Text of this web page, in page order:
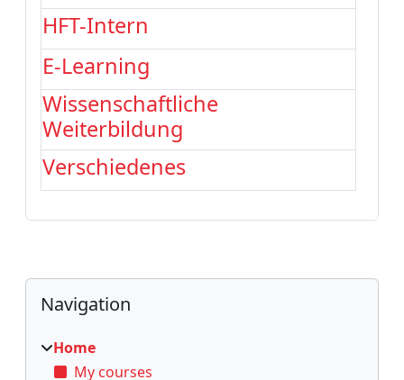
HFT-Intern
E-Learning
Wissenschaftliche
Weiterbildung
Verschiedenes
Blocks
Skip Navigation
Navigation
Home
My courses